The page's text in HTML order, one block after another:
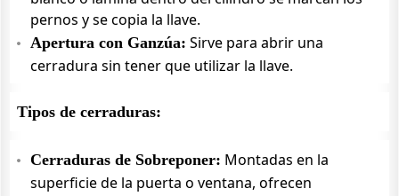
pernos y se copia la llave.
Apertura con Ganzúa: Sirve para abrir una
cerradura sin tener que utilizar la llave.
Tipos de cerraduras:
Cerraduras de Sobreponer: Montadas en la
superficie de la puerta o ventana, ofrecen